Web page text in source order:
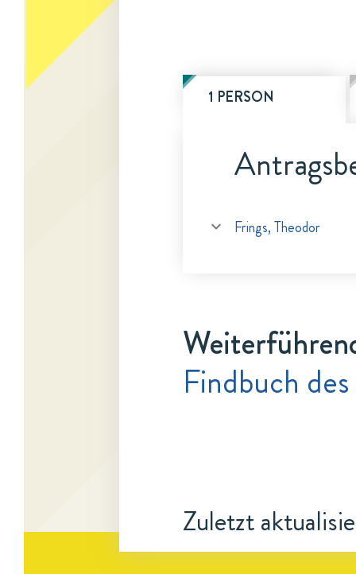
1 PERSON
Frings, Theodor
Findbuch
Zuletzt